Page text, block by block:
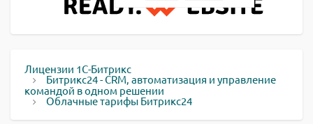
Лицензии 1С-Битрикс
Битрикс24 - CRM, автоматизация и управление
командой в одном решении
Облачные тарифы Битрикс24